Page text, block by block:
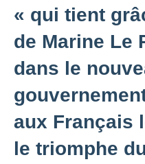
« qui tient
de Marine Le
dans le
aux Français
le triomphe